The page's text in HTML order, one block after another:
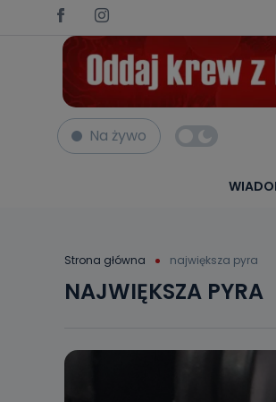
Na żywo
Strona główna największa pyra
NAJWIĘKSZA PYRA